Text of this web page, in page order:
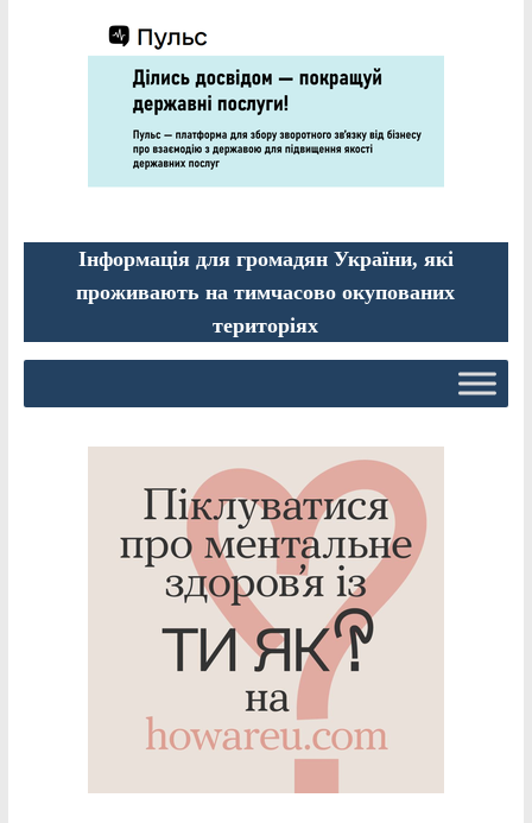
Інформація для громадян України, які
проживають на тимчасово окупованих
територіях